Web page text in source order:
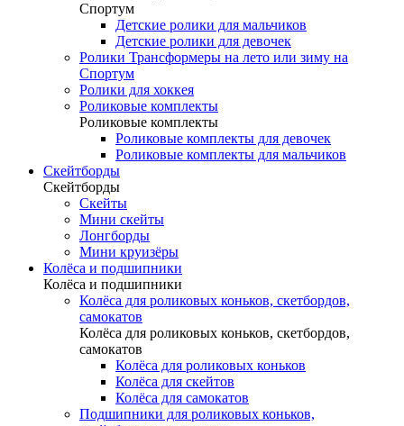
Спортум
Детские ролики для мальчиков
Детские ролики для девочек
Ролики Трансформеры на лето или зиму на
Спортум
Ролики для хоккея
Роликовые комплекты
Роликовые комплекты
Роликовые комплекты для девочек
Роликовые комплекты для мальчиков
Скейтборды
Скейтборды
Скейты
Мини скейты
Лонгборды
Мини круизёры
Колёса и подшипники
Колёса и подшипники
Колёса для роликовых коньков, скетбордов,
самокатов
Колёса для роликовых коньков, скетбордов,
самокатов
Колёса для роликовых коньков
Колёса для скейтов
Колёса для самокатов
Подшипники для роликовых коньков,